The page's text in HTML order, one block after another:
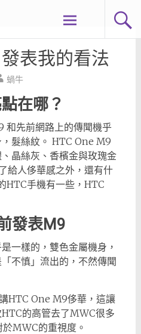
表我的看法
蝸牛
在哪？
和先前網路上的傳聞機乎
髮絲紋。 HTC One M9
晶絲灰、香檳金與玫瑰金
給人侈華感之外，還有什
HTC手機有一些，HTC
發表M9
一樣的，雙色金屬機身，
不慎」流出的，不然傳聞
HTC One M9侈華，這讓
的高管去了MWC很多
MWC的重視度。